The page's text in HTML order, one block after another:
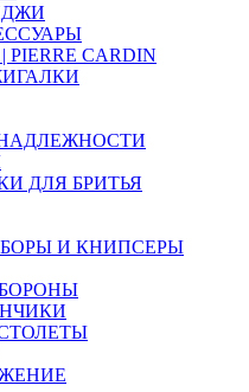
CARDIN
ДЛЯ БРИТЬЯ
И КНИПСЕРЫ